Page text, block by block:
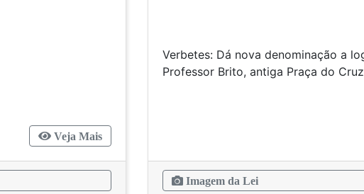
Veja Mais
Verbetes: Dá nova denominação a
Professor Brito, antiga
Imagem da Lei